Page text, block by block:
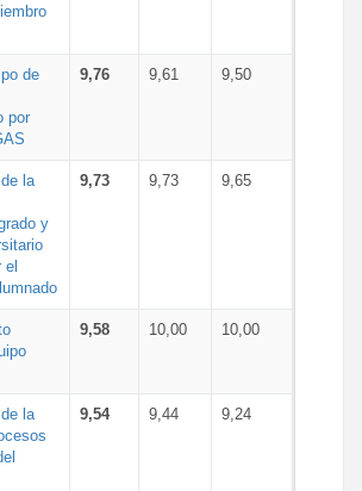
de
por
9,76 9,61 9,50
la
y
el
9,73 9,73 9,65
9,58 10,00 10,00
la
9,54 9,44 9,24